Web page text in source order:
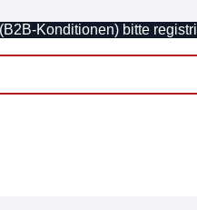
Konditionen) bitte